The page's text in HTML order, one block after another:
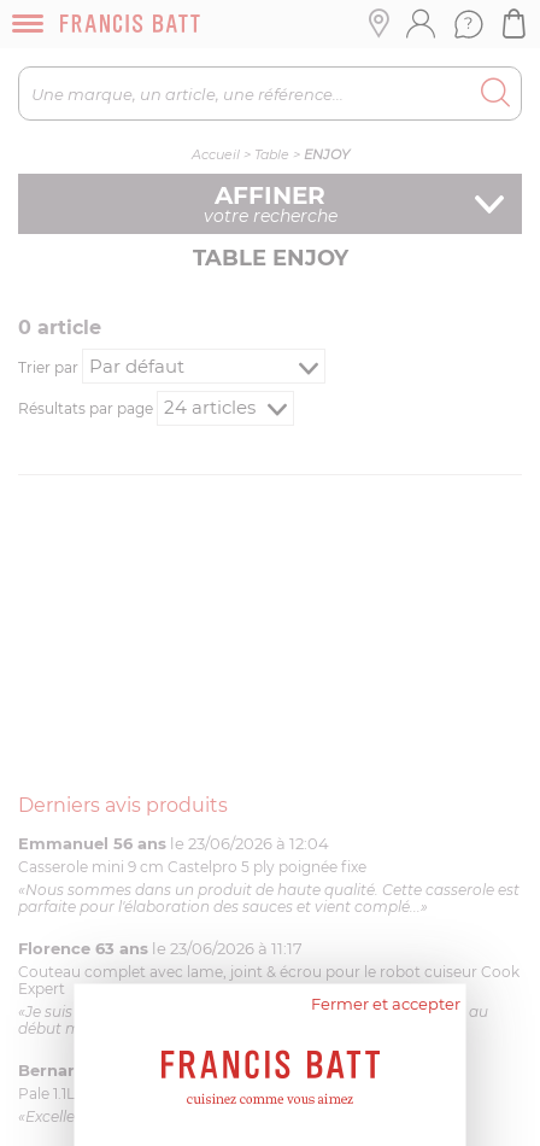
Accueil> Table > ENJOY
AFFINER
votre recherche
TABLE ENJOY
0 article
Trier par
Résultats par page
Derniers avis produits
Emmanuel 56 ans le 23/06/2026 à 12:04
Casserole mini 9 cm Castelpro 5 ply poignée fixe
«Nous sommes dans un produit de haute qualité. Cette casserole est
parfaite pour l'élaboration des sauces et vient complé...»
Florence 63 ans le 23/06/2026 à 11:17
Couteau complet avec lame, joint & écrou pour le robot cuiseur Cook
Expert
«Je suis satisfaite du couteau Magimix. L'écrou est un peu dur au
début mais ça le fait. La livraison a été très rapide. ...»
Bernard le 23/06/2026 à 09:43
Pale 1.1L pour Glacier Magimix 11031/121/123/124
«Excellent: produit et livraison»
Fermer et accepter